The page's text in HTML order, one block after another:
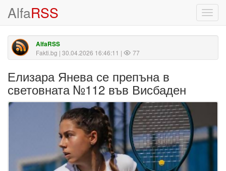
AlfaRSS
AlfaRSS
Fakti.bg | 30.04.2026 16:46:11 | 77
Елизара Янева се препъна в
световната №112 във Висбаден